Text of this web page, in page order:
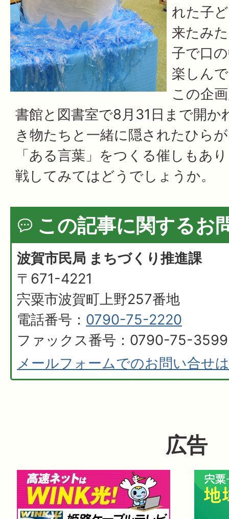
れた子
来たみ
子で口
楽しん
この企
書館と図書室で8月31日まで開か
き物たちと一緒に隠されたひら
「ある言葉」をつくる催しもあ
戦してみてはどうでしょうか。
この記事に関するお
波賀市民局 まちづくり推進課
〒671-4221
宍粟市波賀町上野257番地
電話番号： 0790-75-2220
ファックス番号：0790-75-3599
メールフォームでのお問い合せ
広告